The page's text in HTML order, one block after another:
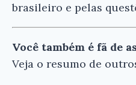
brasileiro e pelas
Você também é fã de
Veja o resumo de